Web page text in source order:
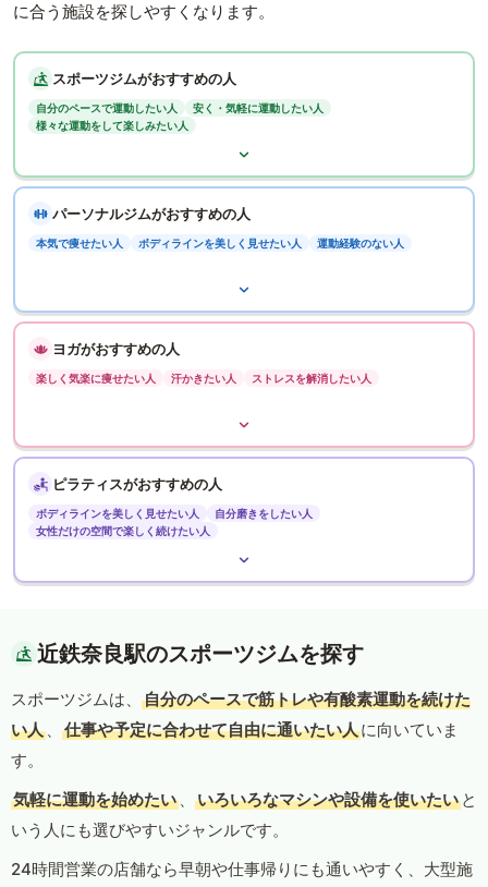
に合う施設を探しやすくなります。
スポーツジムがおすすめの人
自分のペースで運動したい人
安く・気軽に運動したい人
様々な運動をして楽しみたい人
パーソナルジムがおすすめの人
本気で痩せたい人 ボディラインを美しく見せたい人 運動経験のない人
ヨガがおすすめの人
楽しく気楽に痩せたい人 汗かきたい人 ストレスを解消したい人
ピラティスがおすすめの人
ボディラインを美しく見せたい人
自分磨きをしたい人
女性だけの空間で楽しく続けたい人
近鉄奈良駅のスポーツジムを探す
スポーツジムは、
自分のペースで筋トレや有酸素運動を続けた
い人 、 仕事や予定に合わせて自由に通いたい人に向いていま
す。
気軽に運動を始めたい 、 いろいろなマシンや設備を使いたい と
いう人にも選びやすいジャンルです。
24時間営業の店舗なら早朝や仕事帰りにも通いやすく、大型施